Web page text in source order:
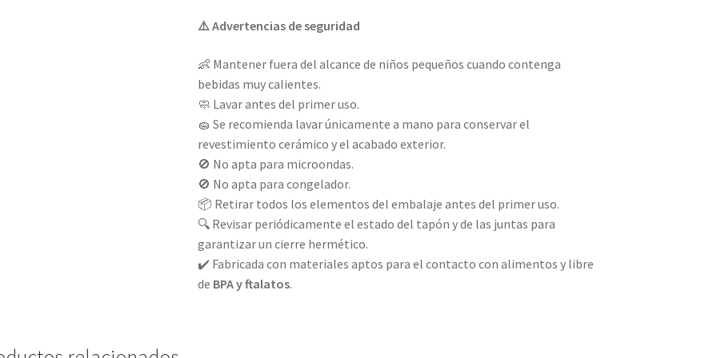
⚠️ Advertencias de seguridad
👶 Mantener fuera del alcance de niños pequeños cuando contenga
bebidas muy calientes.
🧼 Lavar antes del primer uso.
🧽 Se recomienda lavar únicamente a mano para conservar el
revestimiento cerámico y el acabado exterior.
🚫 No apta para microondas.
🚫 No apta para congelador.
📦 Retirar todos los elementos del embalaje antes del primer uso.
🔍 Revisar periódicamente el estado del tapón y de las juntas para
garantizar un cierre hermético.
✔️ Fabricada con materiales aptos para el contacto con alimentos y libre
de BPA y ftalatos.